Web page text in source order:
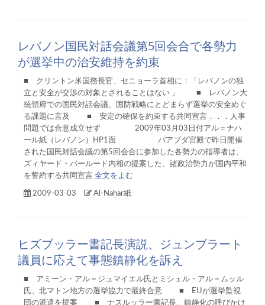
レバノン国民対話会議第5回会合で各勢力
が選挙中の治安維持を約束
■ クリントン米国務長官、セニョーラ首相に：「レバノンの独
立と安全が交渉の対象とされることはない 」 ■ レバノン大
統領府での国民対話会議、国防戦略にとどまらず選挙の安全めぐ
る課題に言及 ■ 安定の確保を約束する共同宣言．．．人事
問題では合意成立せず 2009年03月03日付アル＝ナハ
ール紙（レバノン）HP1面 バアブダ宮殿で昨日開催
された国民対話会議の第5回会合に参加した各勢力の指導者は、
ズィヤード・バールード内相の提案した、諸政治勢力が国内平和
を誓約する共同宣言 全文をよむ
2009-03-03 Al-Nahar紙
ヒズブッラー書記長演説、ジュンブラート
議員に応えて事態鎮静化を訴え
■ アミーン・アル＝ジュマイエル氏とミシェル・アル＝ムッル
氏、北マトン地方の選挙協力で最終合意 ■ EUが選挙監視
団の派遣を提案 ■ ナスルッラー書記長、鎮静化の呼びかけ